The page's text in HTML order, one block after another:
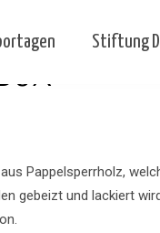
Stiftung
Pappelsperrholz,
gebeizt und lackiert